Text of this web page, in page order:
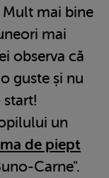
mai bine
mai
observa că
guste și nu
un
de piept
Carne".